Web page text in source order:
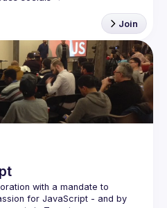
Join
with a mandate to
for JavaScript - and by